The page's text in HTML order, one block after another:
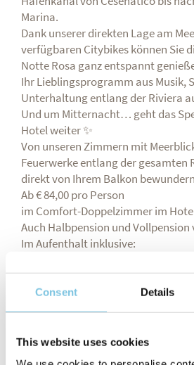
Consent Details
This website uses cookies
Marina.
Dank unserer direkten Lage am
verfügbaren Citybikes können Sie
Notte Rosa ganz entspannt
Ihr Lieblingsprogramm aus Musik,
Unterhaltung entlang der Riviera
Und um Mitternacht… geht das
Hotel weiter ✨
Von unseren Zimmern mit
Feuerwerke entlang der gesamten
direkt von Ihrem Balkon
Ab € 84,00 pro Person
im Comfort-Doppelzimmer im
Auch Halbpension und Vollpension
Im Aufenthalt inklusive:
Kinderbereich und Whirlpool
🚲 Citybikes jederzeit verfügbar,
Zentrum und Strandpromenade zu
Meerblick
Für alle, die auch im Urlaub aktiv